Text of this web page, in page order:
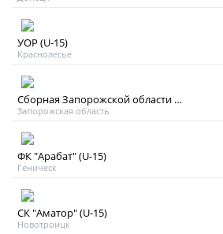
Регламентирующие
УОР (U-15)
Краснолесье
Сборная Запорожской области (2011)
Запорожская область
ФК "Арабат" (U-15)
Геническ
СК "Аматор" (U-15)
Новотроицк